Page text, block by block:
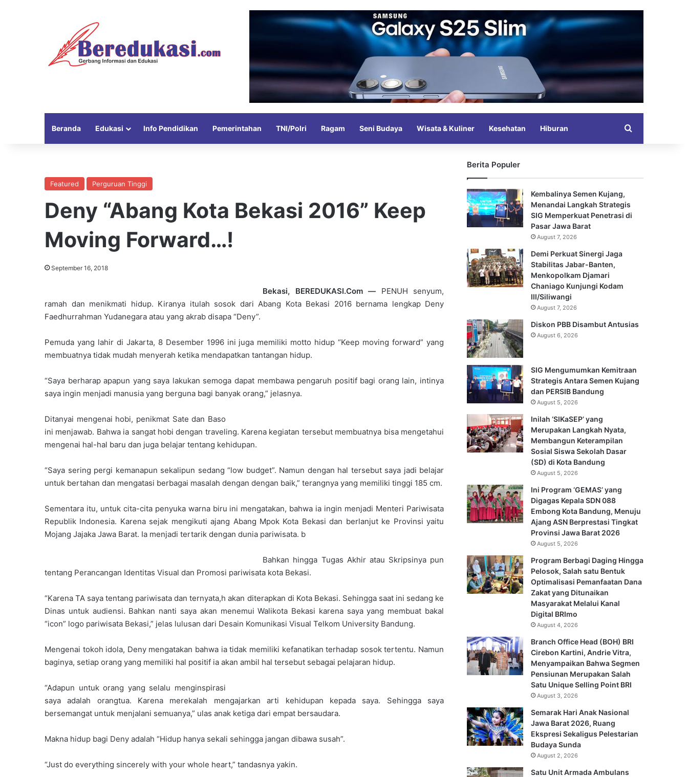
Beranda Edukasi Info Pendidikan Pemerintahan TNI/Polri Ragam Seni Budaya Wisata & Kuliner Kesehatan Hiburan
Featured Perguruan Tinggi
Deny “Abang Kota Bekasi 2016” Keep
Moving Forward…!
September 16, 2018
Bekasi, BEREDUKASI.Com — PENUH senyum,
ramah dan menikmati hidup. Kiranya itulah sosok dari Abang Kota Bekasi 2016 bernama lengkap Deny
Faedhurrahman Yudanegara atau yang akrab disapa “Deny”.
Pemuda yang lahir di Jakarta, 8 Desember 1996 ini juga memiliki motto hidup “Keep moving forward” yang
membuatnya tidak mudah menyerah ketika mendapatkan tantangan hidup.
“Saya berharap apapun yang saya lakukan semoga dapat membawa pengaruh positif bagi orang lain, intinya
saya ingin menjadi manusia yang berguna bagi banyak orang,” jelasnya.
Ditanyai mengenai hobi, penikmat Sate dan Baso
ini menjawab. Bahwa ia sangat hobi dengan traveling. Karena kegiatan tersebut membuatnya bisa mengetahui
mengenai hal-hal baru dan juga belajar tentang kehidupan.
“Saya sering pergi kemanapun sekalipun sedang “low budget”. Namun dengan hal tersebut saya jadi belajar
untuk bertahan dan mengatasi berbagai masalah dengan dengan baik,” terangnya yang memiliki tinggi 185 cm.
Sementara itu, untuk cita-cita penyuka warna biru ini mengatakan, bahwa ia ingin menjadi Menteri Pariwisata
Republik Indonesia. Karena sejak mengikuti ajang Abang Mpok Kota Bekasi dan berlanjut ke Provinsi yaitu
Mojang Jajaka Jawa Barat. Ia menjadi tertarik dengan dunia pariwisata. b
Bahkan hingga Tugas Akhir atau Skripsinya pun
tentang Perancangan Identitas Visual dan Promosi pariwisata kota Bekasi.
“Karena TA saya tentang pariwisata dan ternyata,h akan diterapkan di Kota Bekasi. Sehingga saat ini sedang ke
Dinas untuk audiensi. Bahkan nanti saya akan menemui Walikota Bekasi karena saya yang membuat bakal
“icon” logo pariwisata Bekasi,” jelas lulusan dari Desain Komunikasi Visual Telkom University Bandung.
Mengenai tokoh idola, Deny mengatakan bahwa ia tidak memiliki kefanatikan terhadap sosok tertentu. Namun
baginya, setiap orang yang memiliki hal positif ia akan ambil hal tersebut sebagai pelajaran hidup.
“Adapun untuk orang yang selalu menginspirasi
saya adalah orangtua. Karena merekalah mengajarkan arti kehidupan kepada saya. Sehingga saya
bersemangat untuk menjalani semuanya,” ulas anak ketiga dari empat bersaudara.
Makna hidup bagi Deny adalah “Hidup hanya sekali sehingga jangan dibawa susah”.
“Just do everything sincerely with your whole heart,” tandasnya yakin.
Berita Populer
Kembalinya Semen Kujang,
Menandai Langkah Strategis
SIG Memperkuat Penetrasi di
Pasar Jawa Barat
August 7, 2026
Demi Perkuat Sinergi Jaga
Stabilitas Jabar-Banten,
Menkopolkam Djamari
Chaniago Kunjungi Kodam
III/Siliwangi
August 7, 2026
Diskon PBB Disambut Antusias
August 6, 2026
SIG Mengumumkan Kemitraan
Strategis Antara Semen Kujang
dan PERSIB Bandung
August 5, 2026
Inilah ‘SIKaSEP’ yang
Merupakan Langkah Nyata,
Membangun Keterampilan
Sosial Siswa Sekolah Dasar
(SD) di Kota Bandung
August 5, 2026
Ini Program ‘GEMAS’ yang
Digagas Kepala SDN 088
Embong Kota Bandung, Menuju
Ajang ASN Berprestasi Tingkat
Provinsi Jawa Barat 2026
August 5, 2026
Program Berbagi Daging Hingga
Pelosok, Salah satu Bentuk
Optimalisasi Pemanfaatan Dana
Zakat yang Ditunaikan
Masyarakat Melalui Kanal
Digital BRImo
August 4, 2026
Branch Office Head (BOH) BRI
Cirebon Kartini, Andrie Vitra,
Menyampaikan Bahwa Segmen
Pensiunan Merupakan Salah
Satu Unique Selling Point BRI
August 3, 2026
Semarak Hari Anak Nasional
Jawa Barat 2026, Ruang
Ekspresi Sekaligus Pelestarian
Budaya Sunda
August 2, 2026
Satu Unit Armada Ambulans